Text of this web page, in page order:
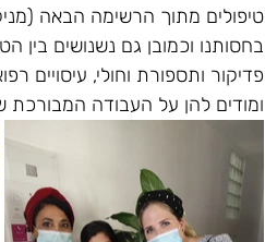
טיפולים מתוך הרשימה הבאה
בחסותנו וכמובן גם נשנושים בין
פדיקור ותספורת וחולי, עיסויים
ומודים להן על העבודה המבורכת